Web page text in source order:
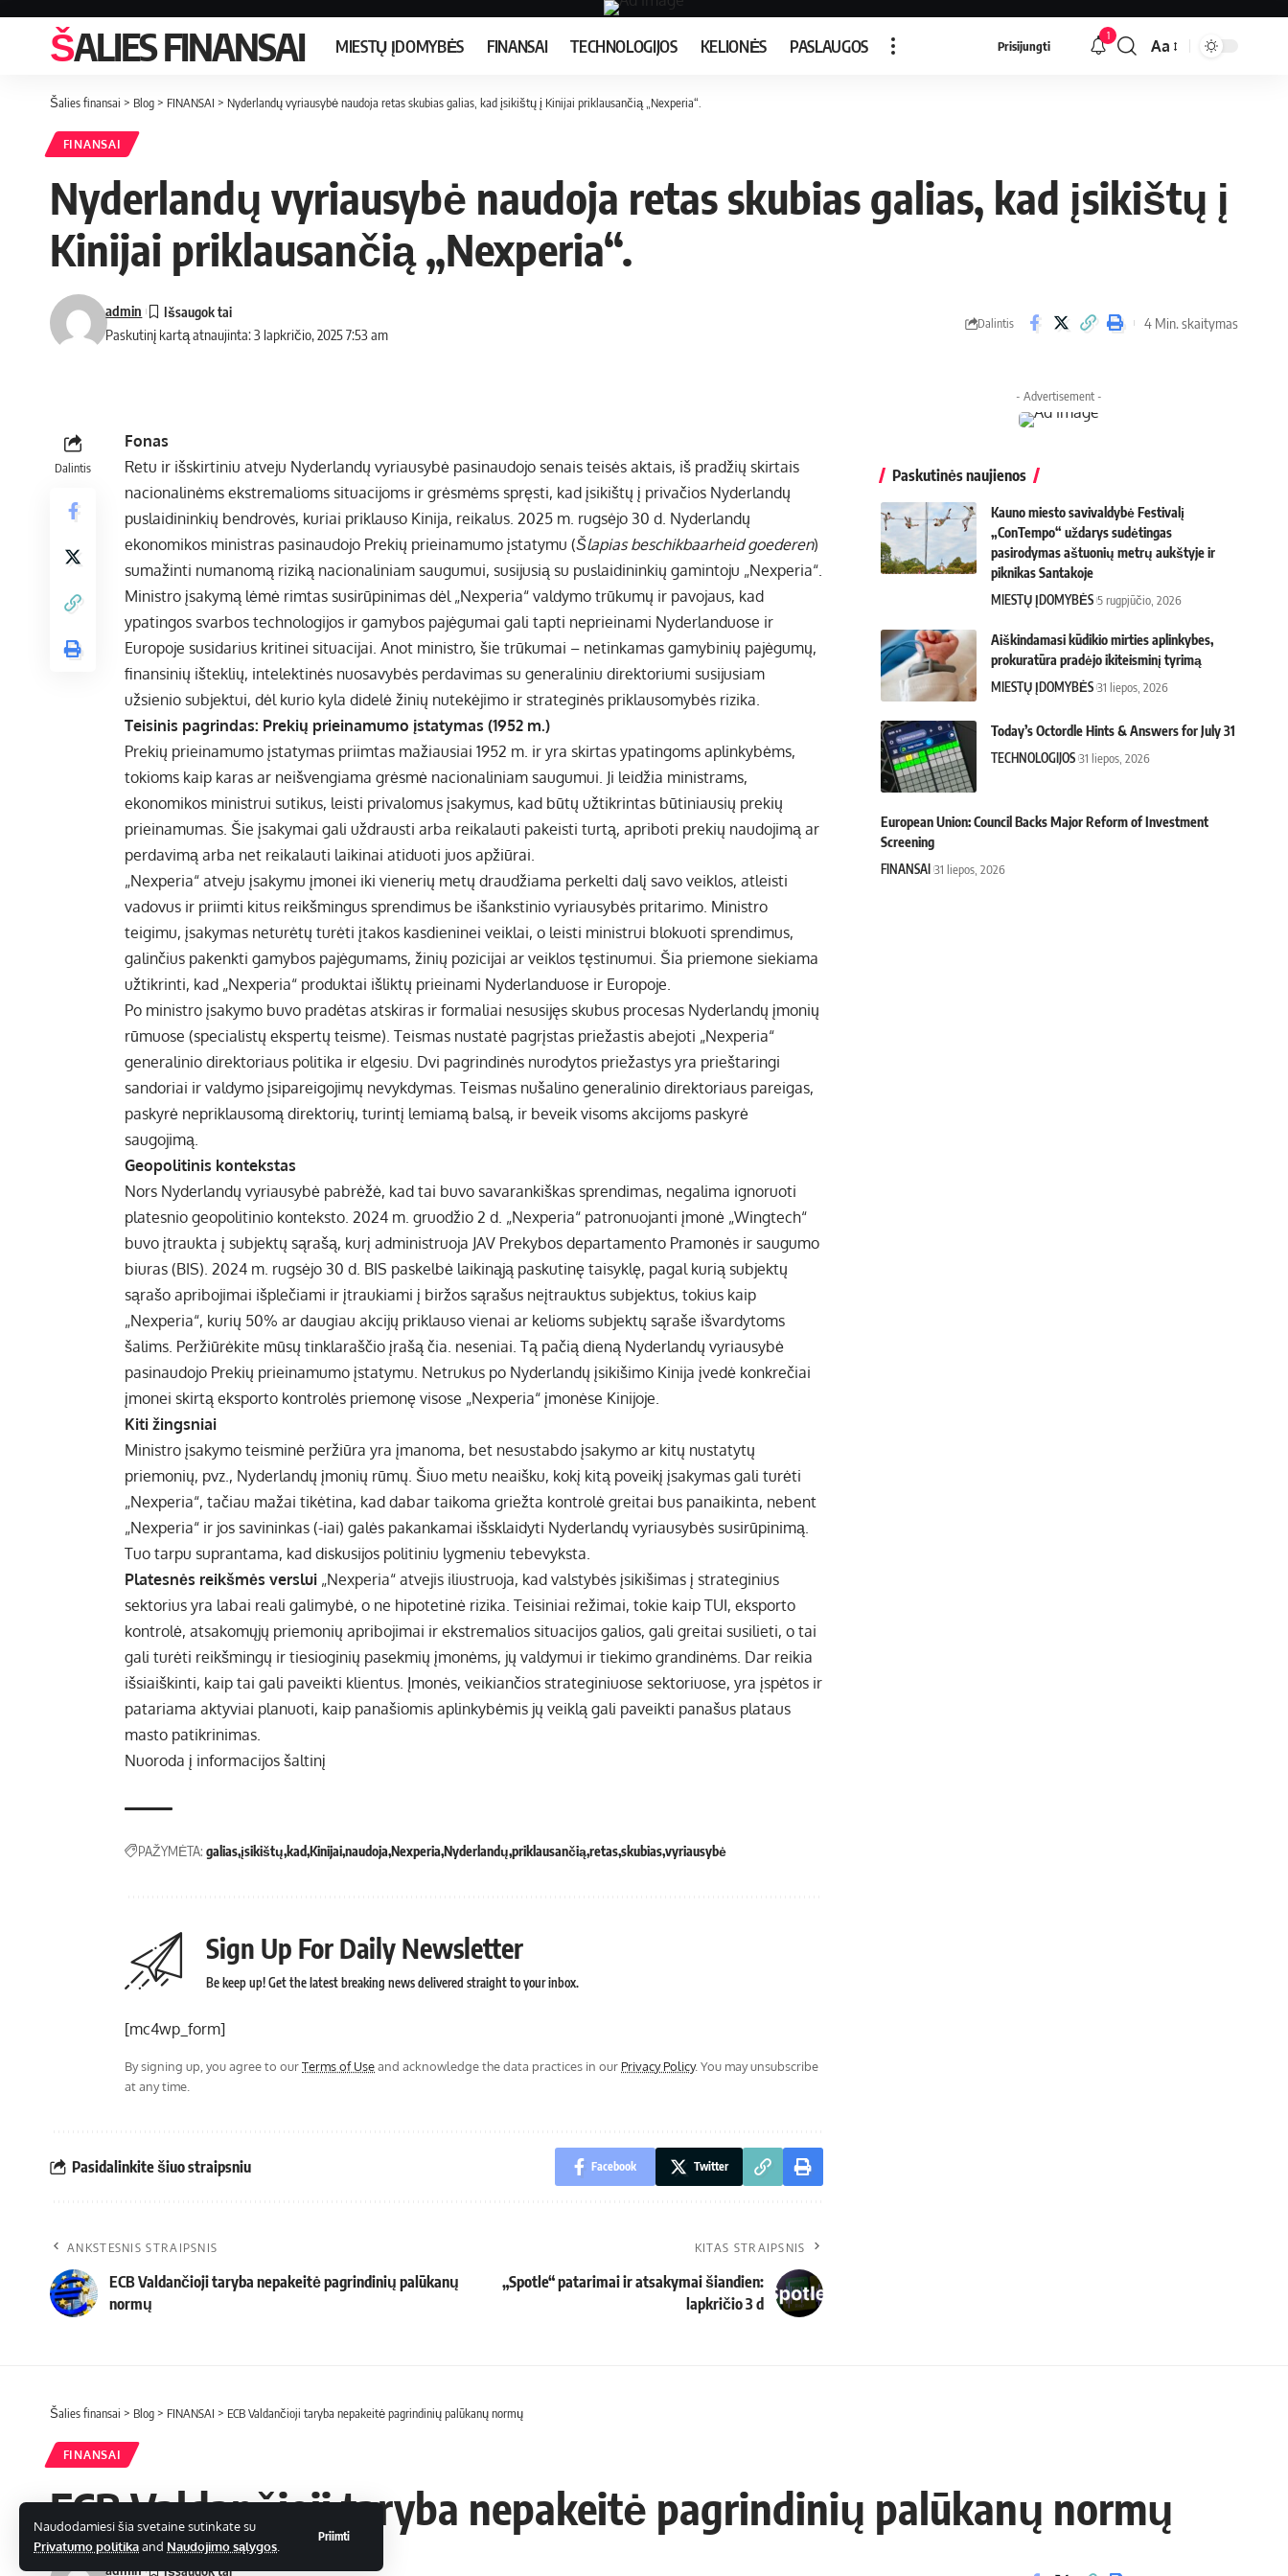
Naudodamiesi šia svetaine sutinkate su
Privatumo politikaand Naudojimo sąlygos
Priimti
ŠALIES FINANSAI MIESTŲ ĮDOMYBĖS FINANSAI TECHNOLOGIJOS KELIONĖS PASLAUGOS Prisijungti
1
Aa
Šalies finansai > Blog > FINANSAI > Nyderlandų vyriausybė naudoja retas skubias galias, kad įsikištų į Kinijai priklausančią „Nexperia“.
FINANSAI
Nyderlandų vyriausybė naudoja retas skubias galias, kad įsikištų į
Kinijai priklausančią „Nexperia“.
Paskutinį kartą atnaujinta: 3 lapkričio, 2025 7:53 am
admin
Dalintis 4 Min. skaitymas
Dalintis
Fonas
Retu ir išskirtiniu atveju Nyderlandų vyriausybė pasinaudojo senais teisės aktais, iš pradžių skirtais
nacionalinėms ekstremalioms situacijoms ir grėsmėms spręsti, kad įsikištų į privačios Nyderlandų
puslaidininkių bendrovės, kuriai priklauso Kinija, reikalus. 2025 m. rugsėjo 30 d. Nyderlandų
ekonomikos ministras pasinaudojo Prekių prieinamumo įstatymu (Šlapias beschikbaarheid goederen)
sumažinti numanomą riziką nacionaliniam saugumui, susijusią su puslaidininkių gamintoju „Nexperia“.
Ministro įsakymą lėmė rimtas susirūpinimas dėl „Nexperia“ valdymo trūkumų ir pavojaus, kad
ypatingos svarbos technologijos ir gamybos pajėgumai gali tapti neprieinami Nyderlanduose ir
Europoje susidarius kritinei situacijai. Anot ministro, šie trūkumai – netinkamas gamybinių pajėgumų,
finansinių išteklių, intelektinės nuosavybės perdavimas su generaliniu direktoriumi susijusiam
užsienio subjektui, dėl kurio kyla didelė žinių nutekėjimo ir strateginės priklausomybės rizika.
Teisinis pagrindas: Prekių prieinamumo įstatymas (1952 m.)
Prekių prieinamumo įstatymas priimtas mažiausiai 1952 m. ir yra skirtas ypatingoms aplinkybėms,
tokioms kaip karas ar neišvengiama grėsmė nacionaliniam saugumui. Ji leidžia ministrams,
ekonomikos ministrui sutikus, leisti privalomus įsakymus, kad būtų užtikrintas būtiniausių prekių
prieinamumas. Šie įsakymai gali uždrausti arba reikalauti pakeisti turtą, apriboti prekių naudojimą ar
perdavimą arba net reikalauti laikinai atiduoti juos apžiūrai.
„Nexperia“ atveju įsakymu įmonei iki vienerių metų draudžiama perkelti dalį savo veiklos, atleisti
vadovus ir priimti kitus reikšmingus sprendimus be išankstinio vyriausybės pritarimo. Ministro
teigimu, įsakymas neturėtų turėti įtakos kasdieninei veiklai, o leisti ministrui blokuoti sprendimus,
galinčius pakenkti gamybos pajėgumams, žinių pozicijai ar veiklos tęstinumui. Šia priemone siekiama
užtikrinti, kad „Nexperia“ produktai išliktų prieinami Nyderlanduose ir Europoje.
Po ministro įsakymo buvo pradėtas atskiras ir formaliai nesusijęs skubus procesas Nyderlandų įmonių
rūmuose (specialistų ekspertų teisme). Teismas nustatė pagrįstas priežastis abejoti „Nexperia“
generalinio direktoriaus politika ir elgesiu. Dvi pagrindinės nurodytos priežastys yra prieštaringi
sandoriai ir valdymo įsipareigojimų nevykdymas. Teismas nušalino generalinio direktoriaus pareigas,
paskyrė nepriklausomą direktorių, turintį lemiamą balsą, ir beveik visoms akcijoms paskyrė
saugojimą.
Geopolitinis kontekstas
Nors Nyderlandų vyriausybė pabrėžė, kad tai buvo savarankiškas sprendimas, negalima ignoruoti
platesnio geopolitinio konteksto. 2024 m. gruodžio 2 d. „Nexperia“ patronuojanti įmonė „Wingtech“
buvo įtraukta į subjektų sąrašą, kurį administruoja JAV Prekybos departamento Pramonės ir saugumo
biuras (BIS). 2024 m. rugsėjo 30 d. BIS paskelbė laikinąją paskutinę taisyklę, pagal kurią subjektų
sąrašo apribojimai išplečiami ir įtraukiami į biržos sąrašus neįtrauktus subjektus, tokius kaip
„Nexperia“, kurių 50% ar daugiau akcijų priklauso vienai ar kelioms subjektų sąraše išvardytoms
šalims. Peržiūrėkite mūsų tinklaraščio įrašą čia. neseniai. Tą pačią dieną Nyderlandų vyriausybė
pasinaudojo Prekių prieinamumo įstatymu. Netrukus po Nyderlandų įsikišimo Kinija įvedė konkrečiai
įmonei skirtą eksporto kontrolės priemonę visose „Nexperia“ įmonėse Kinijoje.
Kiti žingsniai
Ministro įsakymo teisminė peržiūra yra įmanoma, bet nesustabdo įsakymo ar kitų nustatytų
priemonių, pvz., Nyderlandų įmonių rūmų. Šiuo metu neaišku, kokį kitą poveikį įsakymas gali turėti
„Nexperia“, tačiau mažai tikėtina, kad dabar taikoma griežta kontrolė greitai bus panaikinta, nebent
„Nexperia“ ir jos savininkas (-iai) galės pakankamai išsklaidyti Nyderlandų vyriausybės susirūpinimą.
Tuo tarpu suprantama, kad diskusijos politiniu lygmeniu tebevyksta.
Platesnės reikšmės verslui „Nexperia“ atvejis iliustruoja, kad valstybės įsikišimas į strateginius
sektorius yra labai reali galimybė, o ne hipotetinė rizika. Teisiniai režimai, tokie kaip TUI, eksporto
kontrolė, atsakomųjų priemonių apribojimai ir ekstremalios situacijos galios, gali greitai susilieti, o tai
gali turėti reikšmingų ir tiesioginių pasekmių įmonėms, jų valdymui ir tiekimo grandinėms. Dar reikia
išsiaiškinti, kaip tai gali paveikti klientus. Įmonės, veikiančios strateginiuose sektoriuose, yra įspėtos ir
patariama aktyviai planuoti, kaip panašiomis aplinkybėmis jų veiklą gali paveikti panašus plataus
masto patikrinimas.
Nuoroda į informacijos šaltinį
PAŽYMĖTA: galias įsikištų kad Kinijainaudoja Nexperia Nyderlandų priklausančiąretasskubiasvyriausybė
Sign Up For Daily Newsletter
Be keep up! Get the latest breaking news delivered straight to your inbox.
[mc4wp_form]
By signing up, you agree to ourTerms of Useand acknowledge the data practices in our Privacy Policy. You may unsubscribe
at any time.
Pasidalinkite šiuo straipsniu Facebook Twitter
ANKSTESNIS STRAIPSNIS
ECB Valdančioji taryba nepakeitė pagrindinių palūkanų
normų
KITAS STRAIPSNIS
„Spotle“ patarimai ir atsakymai šiandien:
lapkričio 3 d
- Advertisement -
Paskutinės naujienos
Kauno miesto savivaldybė Festivalį
„ConTempo“ uždarys sudėtingas
pasirodymas aštuonių metrų aukštyje ir
piknikas Santakoje
MIESTŲ ĮDOMYBĖS 5 rugpjūčio, 2026
Aiškindamasi kūdikio mirties aplinkybes,
prokuratūra pradėjo ikiteisminį tyrimą
MIESTŲ ĮDOMYBĖS 31 liepos, 2026
Today’s Octordle Hints & Answers for July 31
TECHNOLOGIJOS 31 liepos, 2026
European Union: Council Backs Major Reform of Investment
Screening
FINANSAI 31 liepos, 2026
Šalies finansai > Blog > FINANSAI > ECB Valdančioji taryba nepakeitė pagrindinių palūkanų normų
FINANSAI
ECB Valdančioji taryba nepakeitė pagrindinių palūkanų normų
admin